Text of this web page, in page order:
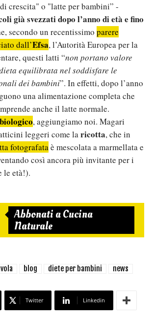
crescita" o "latte per bambini” -
già svezzati dopo l’anno di età e fino
secondo un recentissimo parere
dall’Efsa, l’Autorità Europea per la
questi latti “non portano valore
equilibrata nel soddisfare le
dei bambini”. In effetti, dopo l’anno
una alimentazione completa che
anche il latte normale.
biologico, aggiungiamo noi. Magari
leggeri come laricotta, che in
fotografataè mescolata a marmellata e
così ancora più invitante per i
le età!).
Abbonati a Cucina
Naturale
blog diete per bambini news
Twitter Linkedin